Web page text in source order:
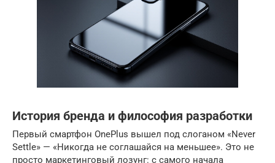
История бренда и философия разработки
Первый смартфон OnePlus вышел под слоганом «Never
Settle» — «Никогда не соглашайся на меньшее». Это не
просто маркетинговый лозунг: с самого начала